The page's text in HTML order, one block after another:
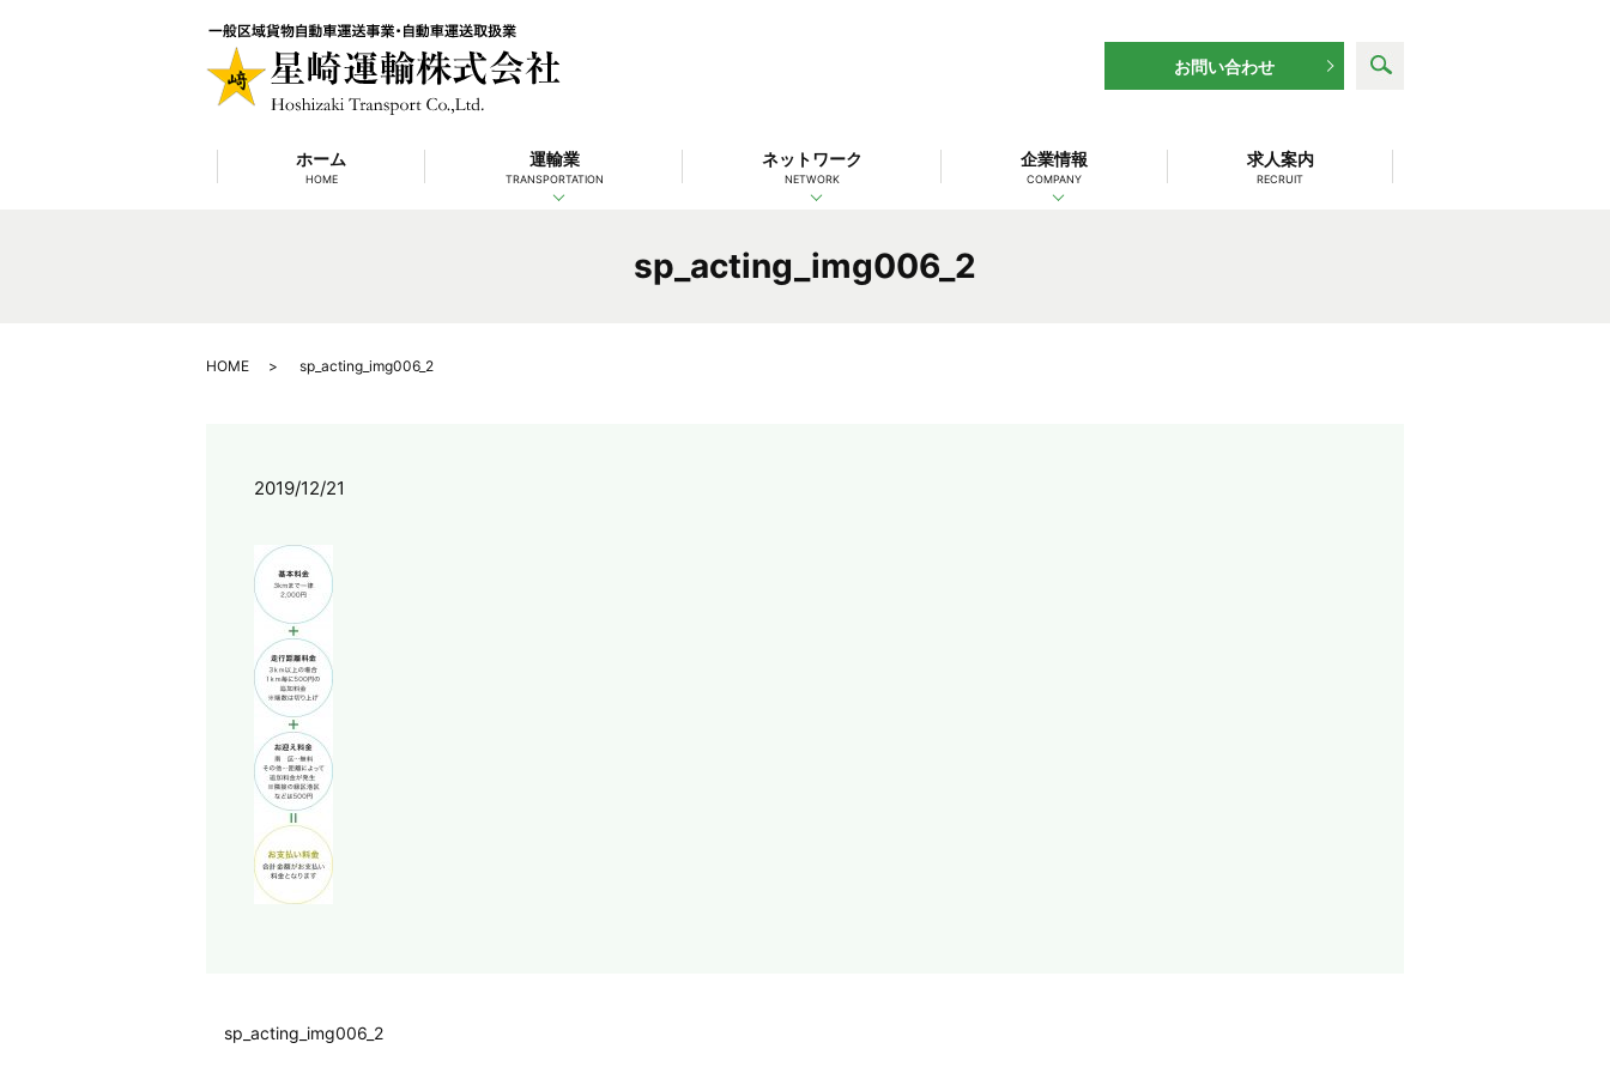
お問い合わせ
ホーム
HOME
運輸業
TRANSPORTATION
ネットワーク
NETWORK
企業情報
COMPANY
求人案内
RECRUIT
sp_acting_img006_2
HOME sp_acting_img006_2
2019/12/21
sp_acting_img006_2